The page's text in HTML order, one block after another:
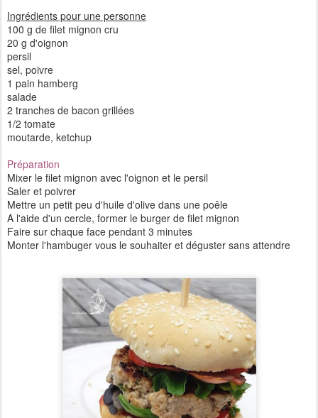
Ingrédients pour une personne
100 g de filet mignon cru
20 g d'oignon
persil
sel, poivre
1 pain hamberg
salade
2 tranches de bacon grillées
1/2 tomate
moutarde, ketchup
Préparation
Mixer le filet mignon avec l'oignon et le persil
Saler et poivrer
Mettre un petit peu d'huile d'olive dans une poêle
A l'aide d'un cercle, former le burger de filet mignon
Faire sur chaque face pendant 3 minutes
Monter l'hambuger vous le souhaiter et déguster sans attendre